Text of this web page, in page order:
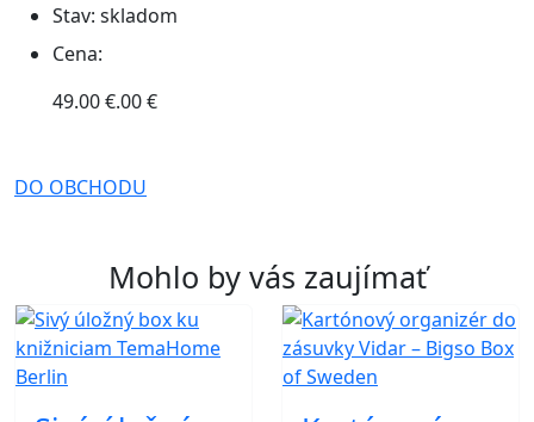
Stav: skladom
Cena:
49.00 €.00 €
DO OBCHODU
Mohlo by vás zaujímať